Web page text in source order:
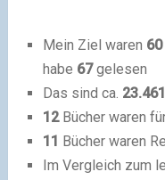
Mein Ziel waren
habe 67gelesen
Das sind ca. 23.461
12 Bücher waren
11
Bücher waren
Im Vergleich zum